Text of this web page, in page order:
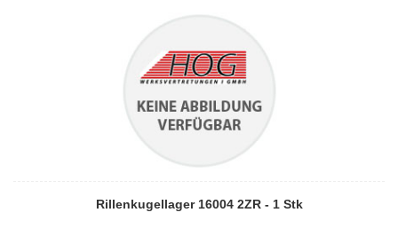
Rillenkugellager 16004 2ZR - 1 Stk